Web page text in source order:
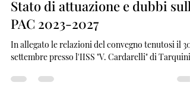
4 ott 2024
Tempo di lettura: 1 min
Stato di attuazione e dubbi sulla
PAC 2023-2027
settembre presso l'IISS "V. Cardarelli" di